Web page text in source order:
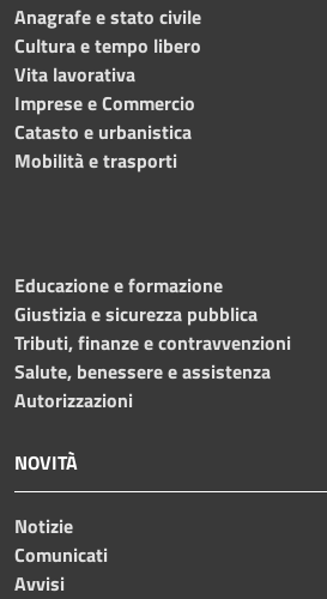
Anagrafe e stato civile
Cultura e tempo libero
Vita lavorativa
Imprese e Commercio
Catasto e urbanistica
Mobilità e trasporti
Educazione e formazione
Giustizia e sicurezza pubblica
Tributi, finanze e contravvenzioni
Salute, benessere e assistenza
Autorizzazioni
NOVITÀ
Notizie
Comunicati
Avvisi